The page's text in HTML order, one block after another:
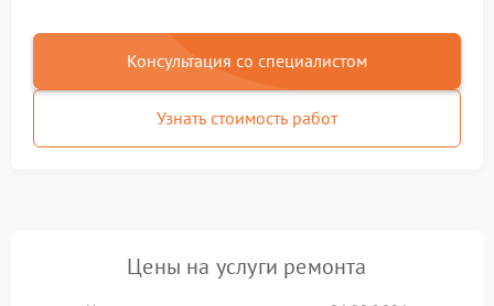
Консультация со специалистом
Узнать стоимость работ
Цены на услуги ремонта